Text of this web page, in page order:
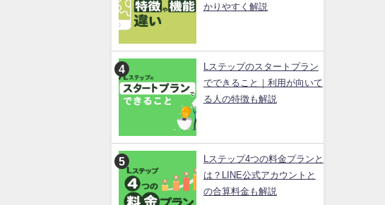
かりやすく解説
Lステップのスタートプラン
でできること｜利用が向いて
る人の特徴も解説
Lステップ4つの料金プランと
は？LINE公式アカウントと
の合算料金も解説